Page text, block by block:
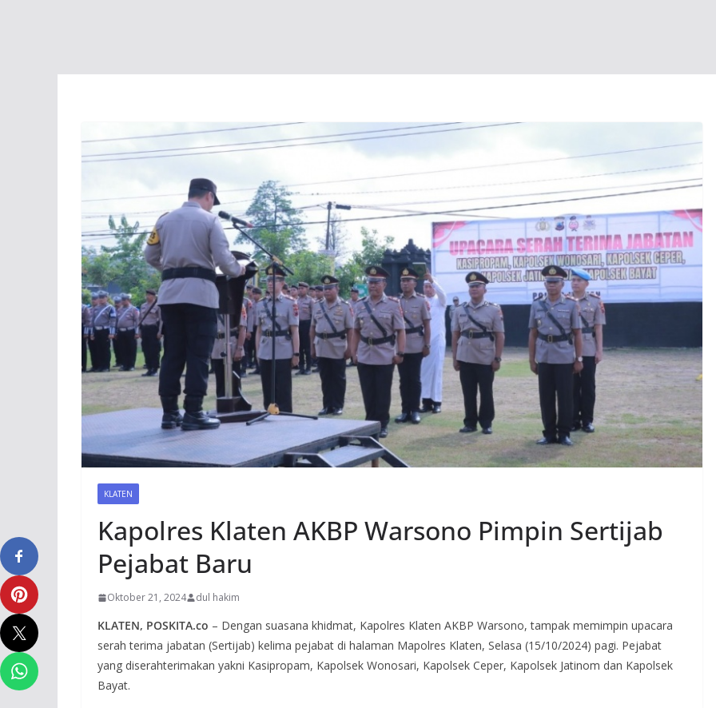
KLATEN
Kapolres Klaten AKBP Warsono Pimpin Sertijab
Pejabat Baru
Oktober 21, 2024 dul hakim
KLATEN, POSKITA.co – Dengan suasana khidmat, Kapolres Klaten AKBP Warsono, tampak memimpin upacara
serah terima jabatan (Sertijab) kelima pejabat di halaman Mapolres Klaten, Selasa (15/10/2024) pagi. Pejabat
yang diserahterimakan yakni Kasipropam, Kapolsek Wonosari, Kapolsek Ceper, Kapolsek Jatinom dan Kapolsek
Bayat.